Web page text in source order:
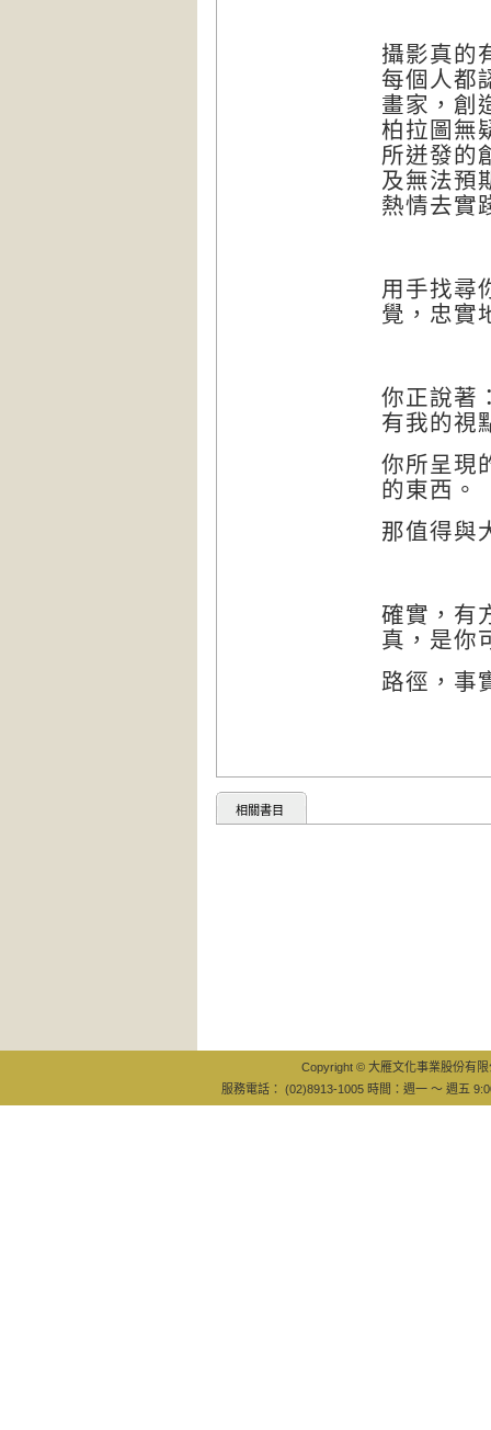
攝影真的
每個人都
畫家，創
柏拉圖無
所迸發的
及無法預
熱情去實
用手找尋
覺，忠實
你正說著
有我的視
你所呈現
的東西。
那值得與
確實，有
真，是你
路徑，
相關書目
Copyright © 大雁文化事業股份有
服務電話： (02)8913-1005 時間：週一 ～ 週五